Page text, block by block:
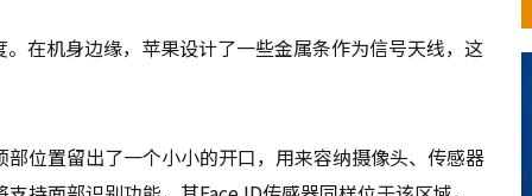
在机身边缘，苹果设计了一些金属条作为信号天线，这
位置留出了一个小小的开口，用来容纳摄像头、传感器